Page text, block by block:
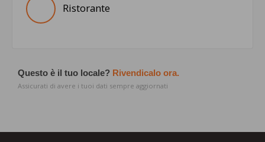
Ristorante
Questo è il tuo locale? Rivendicalo ora.
Assicurati di avere i tuoi dati sempre aggiornati